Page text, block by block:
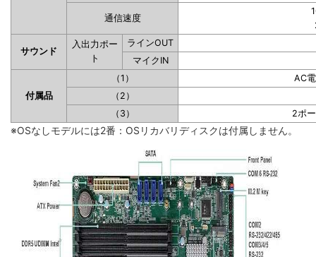
通信速度
サウンド
入出力ポー
ト
ラインOUT
マイクIN
付属品
（1）
AC
（2）
（3）
2ポ
※OSなしモデルには2番：OSリカバリディスクは付属しません。